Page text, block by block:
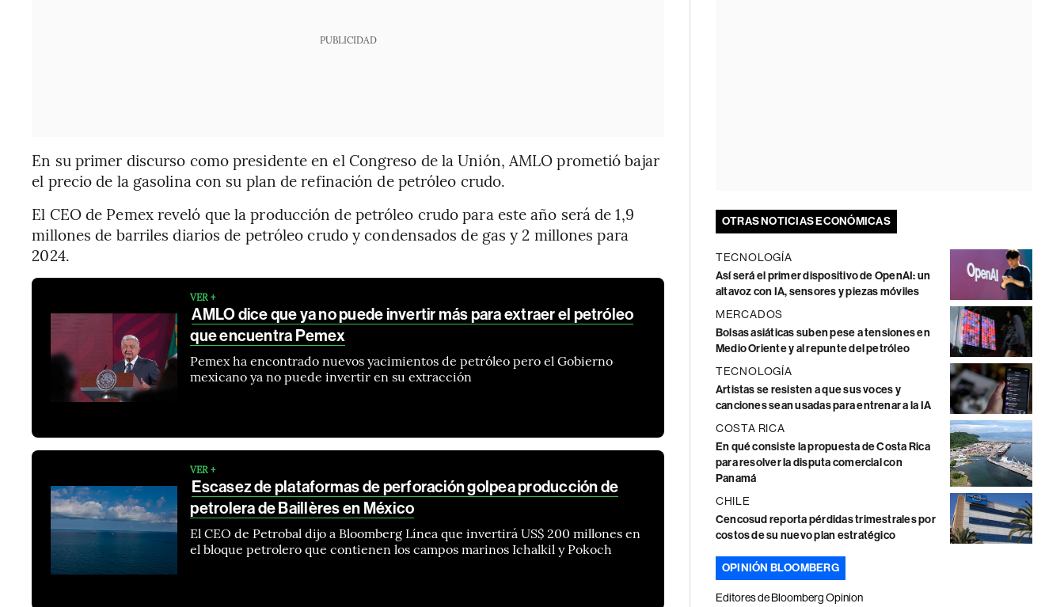
PUBLICIDAD
En su primer discurso como presidente en el Congreso de la Unión, AMLO prometió bajar
el precio de la gasolina con su plan de refinación de petróleo crudo.
El CEO de Pemex reveló que la producción de petróleo crudo para este año será de 1,9
millones de barriles diarios de petróleo crudo y condensados de gas y 2 millones para
2024.
VER +
AMLO dice que ya no puede invertir más para extraer el petróleo
que encuentra Pemex
Pemex ha encontrado nuevos yacimientos de petróleo pero el Gobierno
mexicano ya no puede invertir en su extracción
VER +
Escasez de plataformas de perforación golpea producción de
petrolera de Baillères en México
El CEO de Petrobal dijo a Bloomberg Línea que invertirá US$ 200 millones en
el bloque petrolero que contienen los campos marinos Ichalkil y Pokoch
OTRAS NOTICIAS ECONÓMICAS
TECNOLOGÍA
Así será el primer dispositivo de OpenAI: un
altavoz con IA, sensores y piezas móviles
MERCADOS
Bolsas asiáticas suben pese a tensiones en
Medio Oriente y al repunte del petróleo
TECNOLOGÍA
Artistas se resisten a que sus voces y
canciones sean usadas para entrenar a la IA
COSTA RICA
En qué consiste la propuesta de Costa Rica
para resolver la disputa comercial con
Panamá
CHILE
Cencosud reporta pérdidas trimestrales por
costos de su nuevo plan estratégico
OPINIÓN BLOOMBERG
Editores de Bloomberg Opinion